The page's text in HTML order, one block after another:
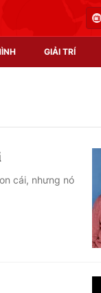
GIẢI TRÍ
cái, nhưng nó